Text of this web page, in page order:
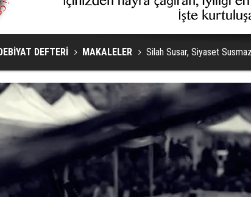
DEFTERİ MAKALELER Silah Susar, Siyaset